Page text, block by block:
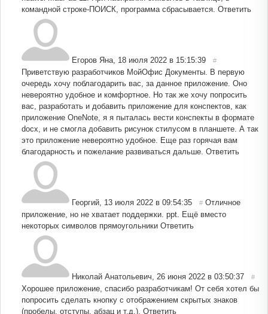
командной строке-ПОИСК, программа сбрасывается. Ответить
Егоров Яна, 18 июля 2022 в 15:15:39 #
Приветствую разработчиков МойОфис Документы. В первую
очередь хочу поблагодарить вас, за данное приложение. Оно
невероятно удобное и комфортное. Но так же хочу попросить
вас, разработать и добавить приложение для конспектов, как
приложение OneNote, я я пыталась вести конспекты в формате
docx, и не смогла добавить рисунок стилусом в планшете. А так
это приложение невероятно удобное. Еще раз горячая вам
благодарность и пожелание развиваться дальше. Ответить
Георгий, 13 июля 2022 в 09:54:35 # Отличное
приложение, но не хватает поддержки. ppt. Ещё вместо
некоторых символов прямоугольники Ответить
Николай Анатольевич, 26 июня 2022 в 03:50:37 #
Хорошее приложение, спасибо разработчикам! От себя хотел бы
попросить сделать кнопку с отображением скрытых знаков
(пробелы, отступы, абзац и т.д.). Ответить